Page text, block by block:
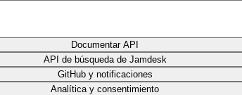
Documentar API
API de búsqueda de Jamdesk
GitHub y notificaciones
Analítica y consentimiento